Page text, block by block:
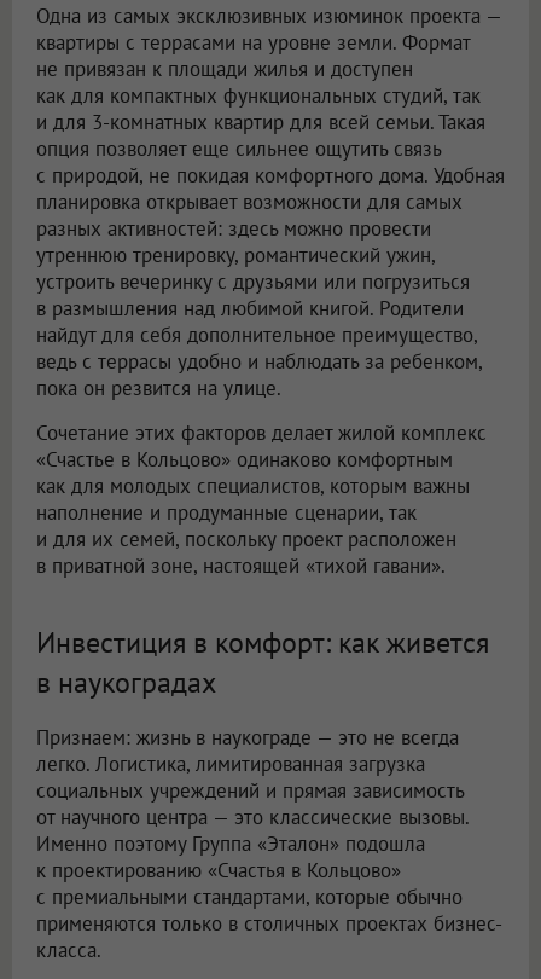
Одна из самых эксклюзивных изюминок проекта —
квартиры с террасами на уровне земли. Формат
не привязан к площади жилья и доступен
как для компактных функциональных студий, так
и для 3-комнатных квартир для всей семьи. Такая
опция позволяет еще сильнее ощутить связь
с природой, не покидая комфортного дома. Удобная
планировка открывает возможности для самых
разных активностей: здесь можно провести
утреннюю тренировку, романтический ужин,
устроить вечеринку с друзьями или погрузиться
в размышления над любимой книгой. Родители
найдут для себя дополнительное преимущество,
ведь с террасы удобно и наблюдать за ребенком,
пока он резвится на улице.
Сочетание этих факторов делает жилой комплекс
«Счастье в Кольцово» одинаково комфортным
как для молодых специалистов, которым важны
наполнение и продуманные сценарии, так
и для их семей, поскольку проект расположен
в приватной зоне, настоящей «тихой гавани».
Инвестиция в комфорт: как живется
в наукоградах
Признаем: жизнь в наукограде — это не всегда
легко. Логистика, лимитированная загрузка
социальных учреждений и прямая зависимость
от научного центра — это классические вызовы.
Именно поэтому Группа «Эталон» подошла
к проектированию «Счастья в Кольцово»
с премиальными стандартами, которые обычно
применяются только в столичных проектах бизнес-
класса.